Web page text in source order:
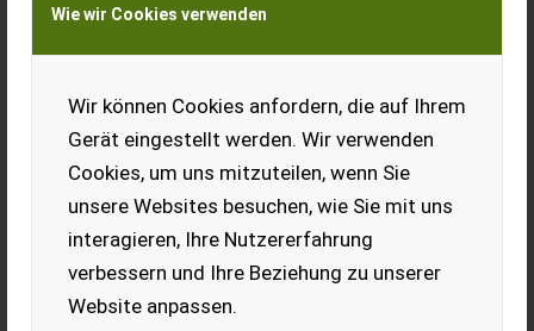
Wie wir Cookies verwenden
Wir können Cookies anfordern, die auf Ihrem
Gerät eingestellt werden. Wir verwenden
Cookies, um uns mitzuteilen, wenn Sie
unsere Websites besuchen, wie Sie mit uns
interagieren, Ihre Nutzererfahrung
verbessern und Ihre Beziehung zu unserer
Website anpassen.
Transport von Land- und Baumaschinen –
KEINE Tiertransporte
Lindner Lintrac 90 mit
Zubehör gegen
Aufpreis
Lindner Lintrac, EZ 08/2017,
in sehr gutem technischen
Zustand abzugeben, 102 PS,
3,4 l FPT Motor,
Stufenlosgetriebe,